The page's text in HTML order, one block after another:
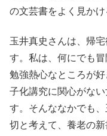
の文芸書をよく見かけ
玉井真史さんは、帰
す。私は、何にでも
勉強熱心なところが
子化講究に関心がな
す。そんななかでも
切と考えて、養老の